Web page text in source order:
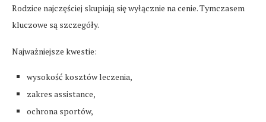
Rodzice najczęściej skupiają się wyłącznie na cenie. Tymczasem
kluczowe są szczegóły.
Najważniejsze kwestie:
wysokość kosztów leczenia,
zakres assistance,
ochrona sportów,